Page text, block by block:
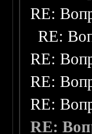
RE:
RE:
RE:
RE:
RE:
RE: